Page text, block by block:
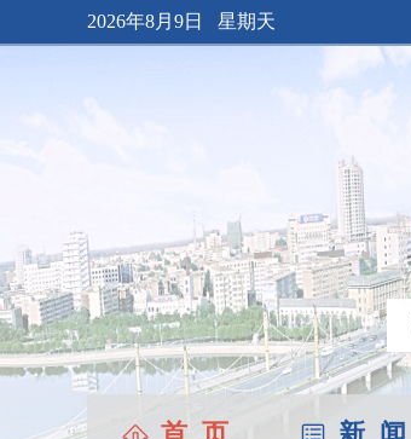
2026年8月9日 星期天